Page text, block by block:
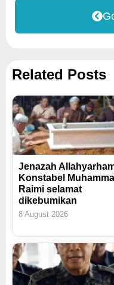
Related Posts
Jenazah
Konstabel
Raimi selamat
dikebumikan
8 August 2026